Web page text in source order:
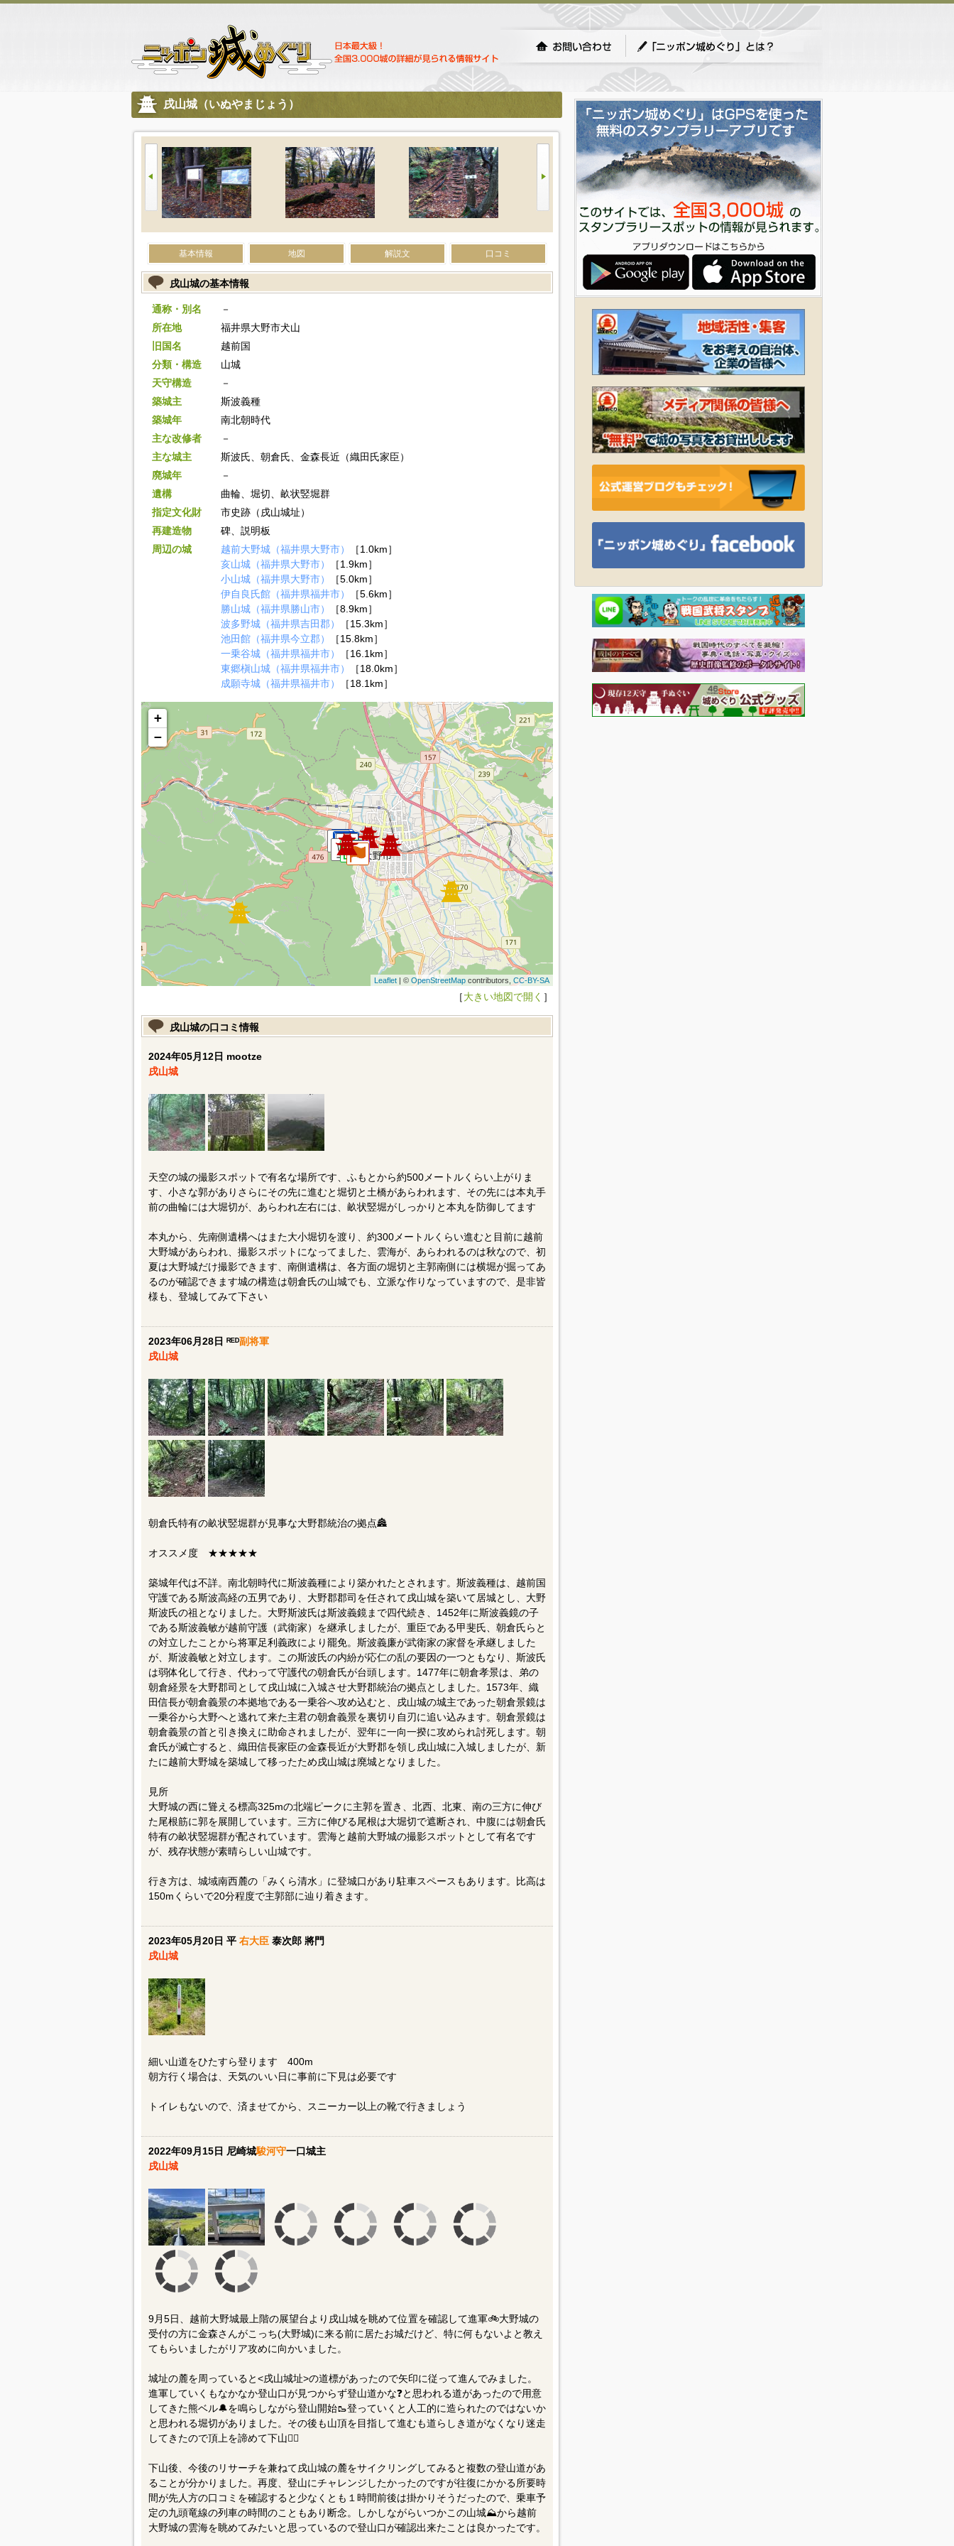
戌山城（いぬやまじょう）
基本情報 地図 解説文 口コミ
戌山城の基本情報
通称・別名
－
所在地
福井県大野市犬山
旧国名
越前国
分類・構造
山城
天守構造
－
築城主
斯波義種
築城年
南北朝時代
主な改修者
－
主な城主
斯波氏、朝倉氏、金森長近（織田氏家臣）
廃城年
－
遺構
曲輪、堀切、畝状竪堀群
指定文化財
市史跡（戌山城址）
再建造物
碑、説明板
周辺の城
越前大野城（福井県大野市）
［1.0km］
亥山城（福井県大野市）
［1.9km］
小山城（福井県大野市）
［5.0km］
伊自良氏館（福井県福井市）
［5.6km］
勝山城（福井県勝山市）
［8.9km］
波多野城（福井県吉田郡）
［15.3km］
池田館（福井県今立郡）
［15.8km］
一乗谷城（福井県福井市）
［16.1km］
東郷槇山城（福井県福井市）
［18.0km］
成願寺城（福井県福井市）
［18.1km］
+
−
Leaflet| © OpenStreetMapcontributors, CC-BY-SA
［大きい地図で開く ］
戌山城の口コミ情報
2024年05月12日 mootze
戌山城
天空の城の撮影スポットで有名な場所です、ふもとから約500メートルくらい上がりま
す、小さな郭がありさらにその先に進むと堀切と土橋があらわれます、その先には本丸手
前の曲輪には大堀切が、あらわれ左右には、畝状竪堀がしっかりと本丸を防御してます
本丸から、先南側遺構へはまた大小堀切を渡り、約300メートルくらい進むと目前に越前
大野城があらわれ、撮影スポットになってました、雲海が、あらわれるのは秋なので、初
夏は大野城だけ撮影できます、南側遺構は、各方面の堀切と主郭南側には横堀が掘ってあ
るのが確認できます城の構造は朝倉氏の山城でも、立派な作りなっていますので、是非皆
様も、登城してみて下さい
2023年06月28日 ᴿᴱᴰ副将軍
戌山城
朝倉氏特有の畝状竪堀群が見事な大野郡統治の拠点🏯
オススメ度 ★★★★★
築城年代は不詳。南北朝時代に斯波義種により築かれたとされます。斯波義種は、越前国
守護である斯波高経の五男であり、大野郡郡司を任されて戌山城を築いて居城とし、大野
斯波氏の祖となりました。大野斯波氏は斯波義鏡まで四代続き、1452年に斯波義鏡の子
である斯波義敏が越前守護（武衛家）を継承しましたが、重臣である甲斐氏、朝倉氏らと
の対立したことから将軍足利義政により罷免。斯波義廉が武衛家の家督を承継しました
が、斯波義敏と対立します。この斯波氏の内紛が応仁の乱の要因の一つともなり、斯波氏
は弱体化して行き、代わって守護代の朝倉氏が台頭します。1477年に朝倉孝景は、弟の
朝倉経景を大野郡司として戌山城に入城させ大野郡統治の拠点としました。1573年、織
田信長が朝倉義景の本拠地である一乗谷へ攻め込むと、戌山城の城主であった朝倉景鏡は
一乗谷から大野へと逃れて来た主君の朝倉義景を裏切り自刃に追い込みます。朝倉景鏡は
朝倉義景の首と引き換えに助命されましたが、翌年に一向一揆に攻められ討死します。朝
倉氏が滅亡すると、織田信長家臣の金森長近が大野郡を領し戌山城に入城しましたが、新
たに越前大野城を築城して移ったため戌山城は廃城となりました。
見所
大野城の西に聳える標高325mの北端ピークに主郭を置き、北西、北東、南の三方に伸び
た尾根筋に郭を展開しています。三方に伸びる尾根は大堀切で遮断され、中腹には朝倉氏
特有の畝状竪堀群が配されています。雲海と越前大野城の撮影スポットとして有名です
が、残存状態が素晴らしい山城です。
行き方は、城域南西麓の「みくら清水」に登城口があり駐車スペースもあります。比高は
150mくらいで20分程度で主郭部に辿り着きます。
2023年05月20日 平 右大臣泰次郎 將門
戌山城
細い山道をひたすら登ります 400m
朝方行く場合は、天気のいい日に事前に下見は必要です
トイレもないので、済ませてから、スニーカー以上の靴で行きましょう
2022年09月15日 尼崎城駿河守一口城主
戌山城
9月5日、越前大野城最上階の展望台より戌山城を眺めて位置を確認して進軍🚲大野城の
受付の方に金森さんがこっち(大野城)に来る前に居たお城だけど、特に何もないよと教え
城址の麓を周っていると<戌山城址>の道標があったので矢印に従って進んでみました。
進軍していくもなかなか登山口が見つからず登山道かな❓と思われる道があったので用意
してきた熊ベル🔔を鳴らしながら登山開始🥾登っていくと人工的に造られたのではないか
と思われる堀切がありました。その後も山頂を目指して進むも道らしき道がなくなり迷走
下山後、今後のリサーチを兼ねて戌山城の麓をサイクリングしてみると複数の登山道があ
ることが分かりました。再度、登山にチャレンジしたかったのですが往復にかかる所要時
間が先人方の口コミを確認すると少なくとも１時間前後は掛かりそうだったので、乗車予
定の九頭竜線の列車の時間のこともあり断念。しかしながらいつかこの山城⛰から越前